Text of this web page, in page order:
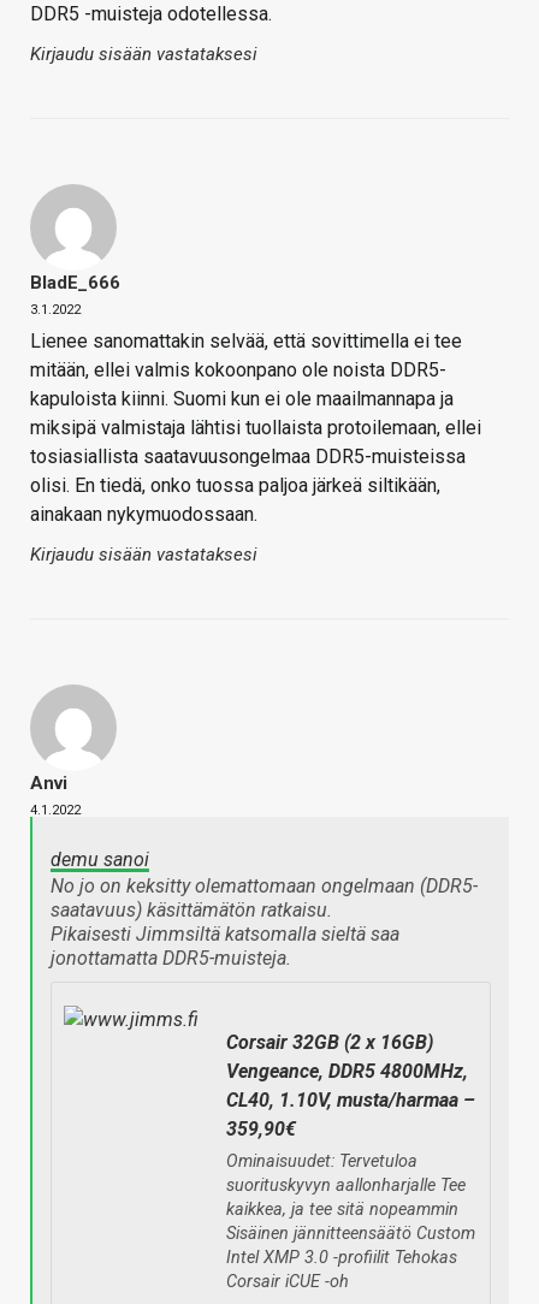
DDR5 -muisteja odotellessa.
Kirjaudu sisään vastataksesi
BladE_666
3.1.2022
Lienee sanomattakin selvää, että sovittimella ei tee
mitään, ellei valmis kokoonpano ole noista DDR5-
kapuloista kiinni. Suomi kun ei ole maailmannapa ja
miksipä valmistaja lähtisi tuollaista protoilemaan, ellei
tosiasiallista saatavuusongelmaa DDR5-muisteissa
olisi. En tiedä, onko tuossa paljoa järkeä siltikään,
ainakaan nykymuodossaan.
Kirjaudu sisään vastataksesi
Anvi
4.1.2022
demu sanoi
No jo on keksitty olemattomaan ongelmaan (DDR5-
saatavuus) käsittämätön ratkaisu.
Pikaisesti Jimmsiltä katsomalla sieltä saa
jonottamatta DDR5-muisteja.
Corsair 32GB (2 x 16GB)
Vengeance, DDR5 4800MHz,
CL40, 1.10V, musta/harmaa –
359,90€
Ominaisuudet: Tervetuloa
suorituskyvyn aallonharjalle Tee
kaikkea, ja tee sitä nopeammin
Sisäinen jännitteensäätö Custom
Intel XMP 3.0 -profiilit Tehokas
Corsair iCUE -oh